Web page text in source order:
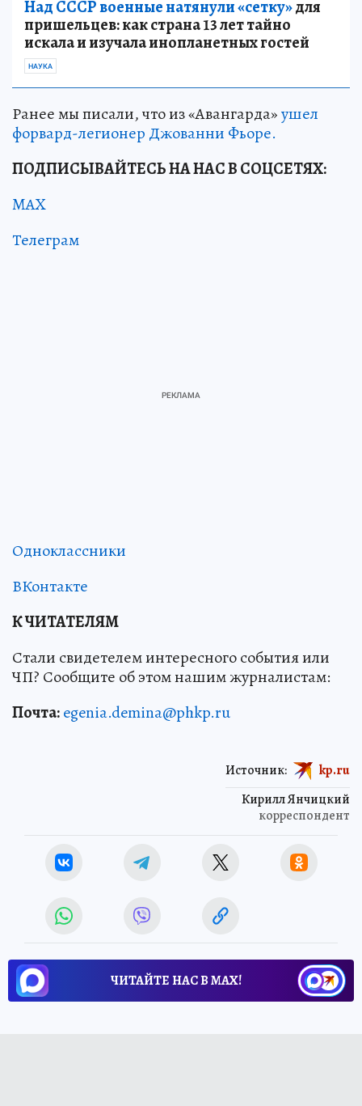
Над СССР военные натянули «сетку»для
пришельцев: как страна 13 лет тайно
искала и изучала инопланетных гостей
НАУКА
Ранее мы писали, что из «Авангарда»ушел
форвард-легионер Джованни Фьоре.
ПОДПИСЫВАЙТЕСЬ НА НАС В СОЦСЕТЯХ:
MAX
Телеграм
Одноклассники
ВКонтакте
К ЧИТАТЕЛЯМ
Стали свидетелем интересного события или
ЧП? Сообщите об этом нашим журналистам:
Почта:egenia.demina@phkp.ru
Кирилл Янчицкий
корреспондент
Источник: kp.ru
ЧИТАЙТЕ НАС В МАХ!